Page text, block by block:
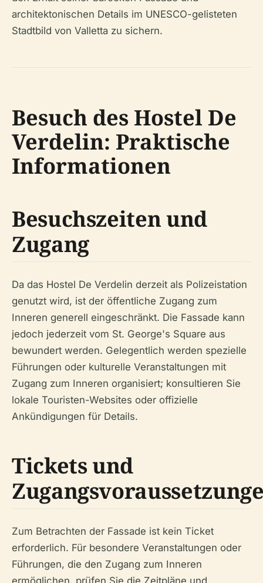
architektonischen Details im UNESCO-gelisteten
Stadtbild von Valletta zu sichern.
Besuch des Hostel De
Verdelin: Praktische
Informationen
Besuchszeiten und
Zugang
Da das Hostel De Verdelin derzeit als Polizeistation
genutzt wird, ist der öffentliche Zugang zum
Inneren generell eingeschränkt. Die Fassade kann
jedoch jederzeit vom St. George's Square aus
bewundert werden. Gelegentlich werden spezielle
Führungen oder kulturelle Veranstaltungen mit
Zugang zum Inneren organisiert; konsultieren Sie
lokale Touristen-Websites oder offizielle
Ankündigungen für Details.
Tickets und
Zum Betrachten der Fassade ist kein Ticket
erforderlich. Für besondere Veranstaltungen oder
Führungen, die den Zugang zum Inneren
ermöglichen, prüfen Sie die Zeitpläne und